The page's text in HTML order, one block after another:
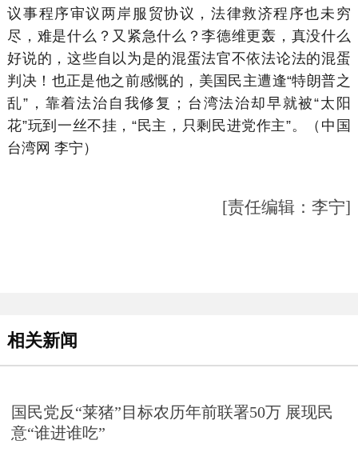
议事程序审议两岸服贸协议，法律救济程序也未穷
尽，难是什么？又紧急什么？李德维更轰，真没什么
好说的，这些自以为是的混蛋法官不依法论法的混蛋
判决！也正是他之前感慨的，美国民主遭逢“特朗普之
乱”，靠着法治自我修复；台湾法治却早就被“太阳
花”玩到一丝不挂，“民主，只剩民进党作主”。（中国
台湾网 李宁）
[责任编辑：李宁]
相关新闻
国民党反“莱猪”目标农历年前联署50万 展现民
意“谁进谁吃”